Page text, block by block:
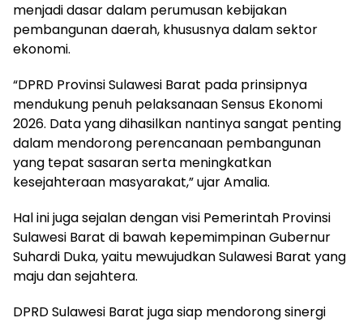
menjadi dasar dalam perumusan kebijakan
pembangunan daerah, khususnya dalam sektor
ekonomi.
“DPRD Provinsi Sulawesi Barat pada prinsipnya
mendukung penuh pelaksanaan Sensus Ekonomi
2026. Data yang dihasilkan nantinya sangat penting
dalam mendorong perencanaan pembangunan
yang tepat sasaran serta meningkatkan
kesejahteraan masyarakat,” ujar Amalia.
Hal ini juga sejalan dengan visi Pemerintah Provinsi
Sulawesi Barat di bawah kepemimpinan Gubernur
Suhardi Duka, yaitu mewujudkan Sulawesi Barat yang
maju dan sejahtera.
DPRD Sulawesi Barat juga siap mendorong sinergi